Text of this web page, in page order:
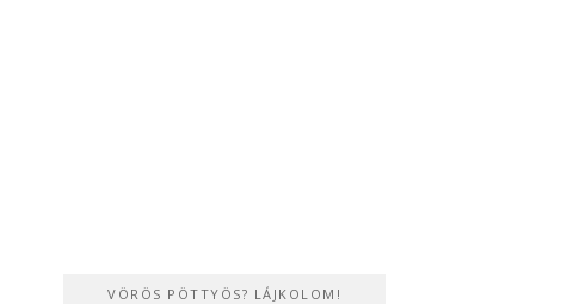
VÖRÖS PÖTTYÖS? LÁJKOLOM!